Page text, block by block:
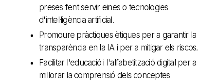
preses fent servir eines o tecnologies
d'intel·ligència artificial.
Promoure pràctiques ètiques per a garantir la
transparència en la IA i per a mitigar els riscos.
Facilitar l'educació i l'alfabetització digital per a
millorar la comprensió dels conceptes